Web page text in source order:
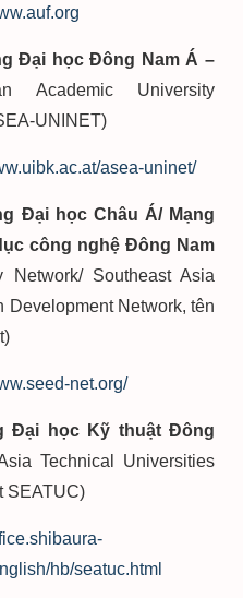
Đại học Đông Nam Á –
Academic University
UNINET)
asea-uninet/
Đại học Châu Á/ Mạng
công nghệ Đông Nam
Network/ Southeast Asia
Development Network, tên
net.org/
Đại học Kỹ thuật Đông
Technical Universities
SEATUC)
hb/seatuc.html